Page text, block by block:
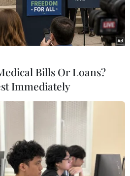
#trường hợp được tuyển thẳng
#Sở Giáo dục và Đào tạo Hà Nội
Bills Or Loans?
Immediately